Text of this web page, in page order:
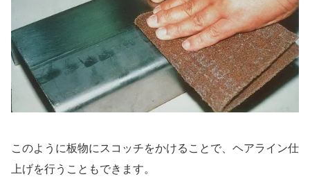
このように板物にスコッチをかけることで、ヘアライン仕
上げを行うこともできます。